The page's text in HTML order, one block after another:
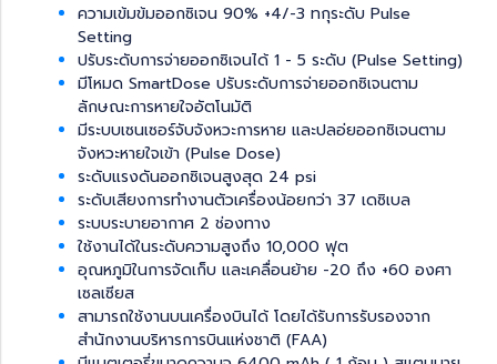
ความเข้มข้มออกซิเจน 90% +4/-3 ทกุระดับ Pulse
Setting
ปรับระดับการจ่ายออกซิเจนได้ 1 - 5 ระดับ (Pulse Setting)
มีโหมด SmartDose ปรับระดับการจ่ายออกซิเจนตาม
ลักษณะการหายใจอัตโนมัติ
มีระบบเซนเซอร์จับจังหวะการหาย และปลอ่ยออกซิเจนตาม
จังหวะหายใจเข้า (Pulse Dose)
ระดับแรงดันออกซิเจนสูงสุด 24 psi
ระดับเสียงการทำงานตัวเครื่องน้อยกว่า 37 เดซิเบล
ระบบระบายอากาศ 2 ช่องทาง
ใช้งานได้ในระดับความสูงถึง 10,000 ฟุต
อุณหภูมิในการจัดเก็บ และเคลื่อนย้าย -20 ถึง +60 องศา
เซลเซียส
สามารถใช้งานบนเครื่องบินได้ โดยได้รับการรับรองจาก
สำนักงานบริหารการบินแห่งชาติ (FAA)